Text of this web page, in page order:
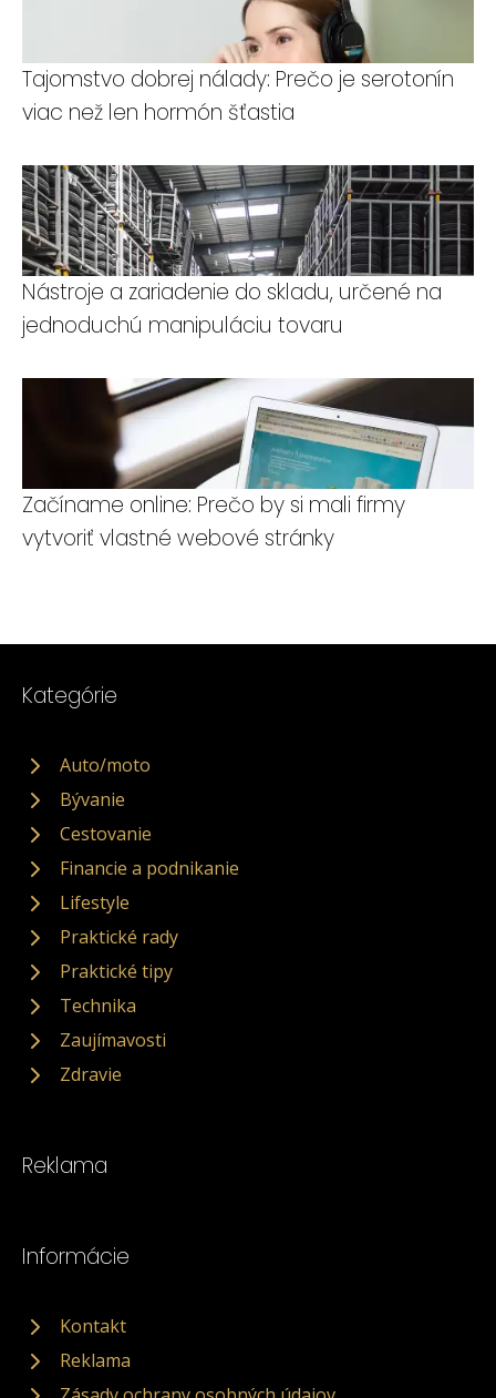
Tajomstvo dobrej nálady: Prečo je serotonín
viac než len hormón šťastia
Nástroje a zariadenie do skladu, určené na
jednoduchú manipuláciu tovaru
Začíname online: Prečo by si mali firmy
vytvoriť vlastné webové stránky
Kategórie
Auto/moto
Bývanie
Cestovanie
Financie a podnikanie
Lifestyle
Praktické rady
Praktické tipy
Technika
Zaujímavosti
Zdravie
Reklama
Informácie
Kontakt
Reklama